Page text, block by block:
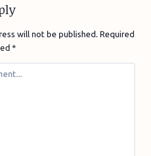
will not be published. Required
*